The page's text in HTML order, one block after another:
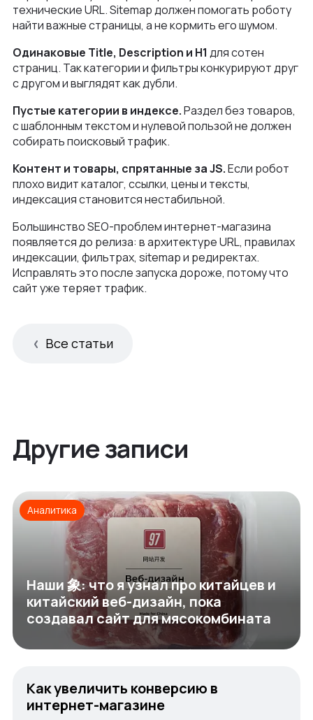
технические URL. Sitemap должен помогать роботу
найти важные страницы, а не кормить его шумом.
Одинаковые Title, Description и H1 для сотен
страниц. Так категории и фильтры конкурируют друг
с другом и выглядят как дубли.
Пустые категории в индексе.Раздел без товаров,
с шаблонным текстом и нулевой пользой не должен
собирать поисковый трафик.
Контент и товары, спрятанные за JS.Если робот
плохо видит каталог, ссылки, цены и тексты,
индексация становится нестабильной.
Большинство SEO-проблем интернет-магазина
появляется до релиза: в архитектуре URL, правилах
индексации, фильтрах, sitemap и редиректах.
Исправлять это после запуска дороже, потому что
сайт уже теряет трафик.
Все статьи
Другие записи
Аналитика
Наши 象: что я узнал про китайцев и
китайский веб-дизайн, пока
создавал сайт для мясокомбината
Как увеличить конверсию в
интернет-магазине